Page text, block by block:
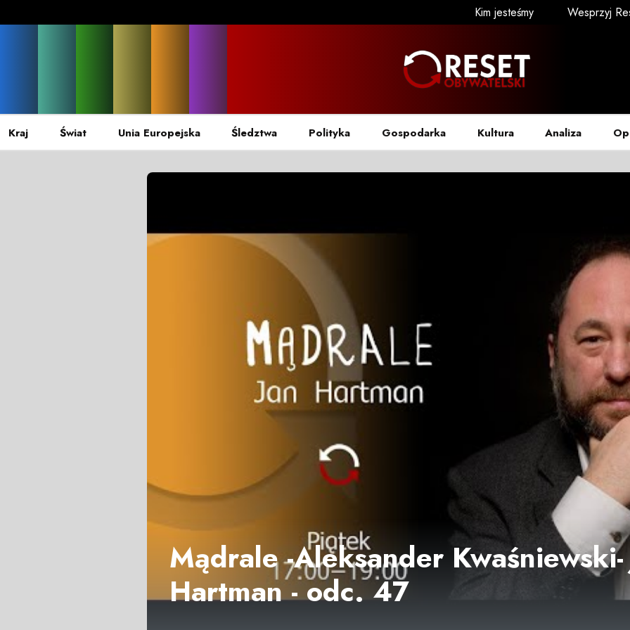
Kim jesteśmy Wesprzyj
Kraj Świat Unia Europejska Śledztwa Polityka Gospodarka Kultura Analiza
Mądrale -Aleksander Kwaśniewski-
Hartman - odc. 47